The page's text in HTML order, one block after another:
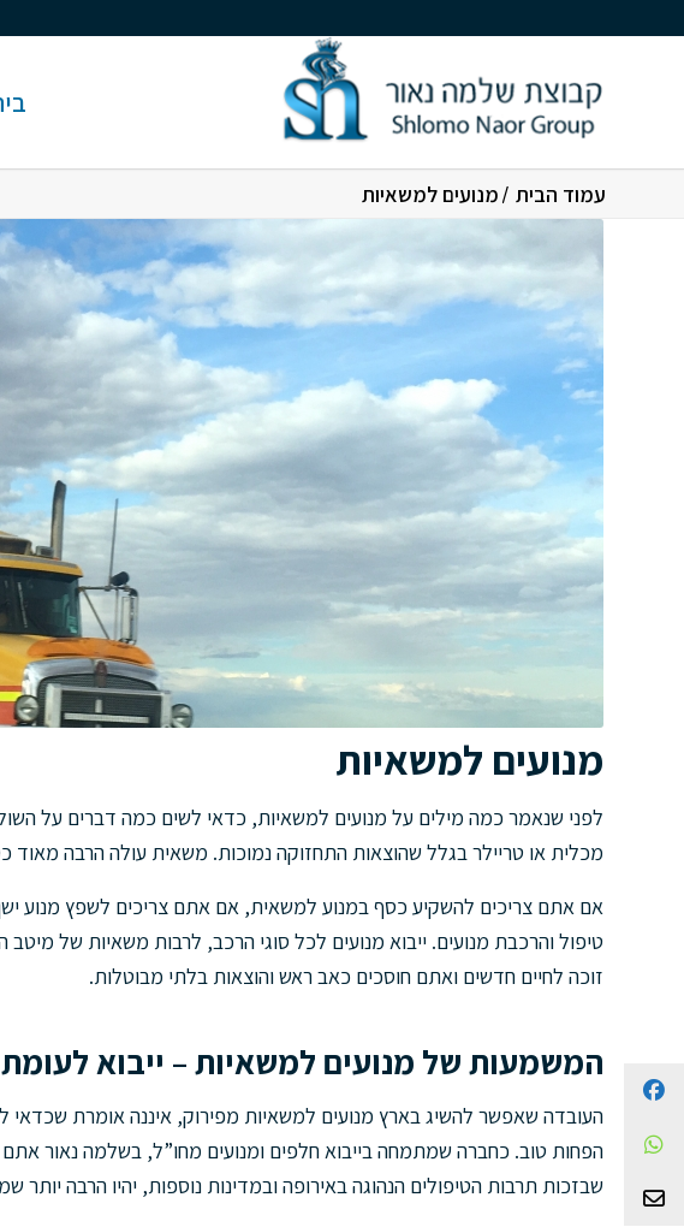
עמוד הבית /מנועים למשאיות
מנועים למשאיות
לפני שנאמר כמה מילים על מנועים למשאיות, כדאי לשים כמה דברים על
מכלית או טריילר בגלל שהוצאות התחזוקה נמוכות. משאית עולה הרבה מאוד
אם אתם צריכים להשקיע כסף במנוע למשאית, אם אתם צריכים לשפץ מנוע
טיפול והרכבת מנועים. ייבוא מנועים לכל סוגי הרכב, לרבות משאיות של
זוכה לחיים חדשים ואתם חוסכים כאב ראש והוצאות בלתי מבוטלות.
המשמעות של מנועים למשאיות – ייבוא לעומת
העובדה שאפשר להשיג בארץ מנועים למשאיות מפירוק, איננה אומרת שכדאי
הפחות טוב. כחברה שמתמחה בייבוא חלפים ומנועים מחו”ל, בשלמה נאור אתם
שבזכות תרבות הטיפולים הנהוגה באירופה ובמדינות נוספות, יהיו הרבה
WhatsApp
צור קשר